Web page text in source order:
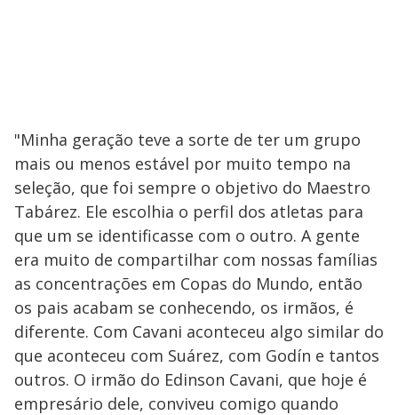
"Minha geração teve a sorte de ter um grupo
mais ou menos estável por muito tempo na
seleção, que foi sempre o objetivo do Maestro
Tabárez. Ele escolhia o perfil dos atletas para
que um se identificasse com o outro. A gente
era muito de compartilhar com nossas famílias
as concentrações em Copas do Mundo, então
os pais acabam se conhecendo, os irmãos, é
diferente. Com Cavani aconteceu algo similar do
que aconteceu com Suárez, com Godín e tantos
outros. O irmão do Edinson Cavani, que hoje é
empresário dele, conviveu comigo quando